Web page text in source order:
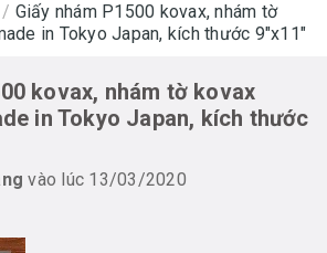
/ Giấy nhám P1500 kovax, nhám tờ
in Tokyo Japan, kích thước 9"x11"
kovax, nhám tờ kovax
in Tokyo Japan, kích thước
vào lúc 13/03/2020